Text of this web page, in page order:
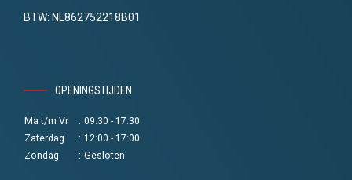
BTW: NL862752218B01
OPENINGSTIJDEN
Ma t/m Vr : 09:30 - 17:30
Zaterdag
: 12:00 - 17:00
Zondag
: Gesloten